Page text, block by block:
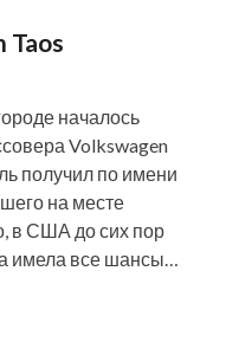
Taos
началось
Volkswagen
получил по имени
на месте
в США до сих пор
имела все шансы…